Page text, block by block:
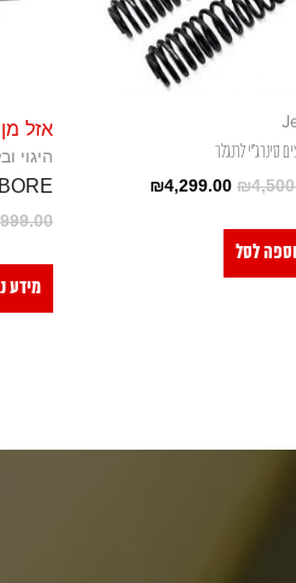
סינרג"י לרנגלר
₪
₪4,299.00
לסל
אזל
היגוי
מידע